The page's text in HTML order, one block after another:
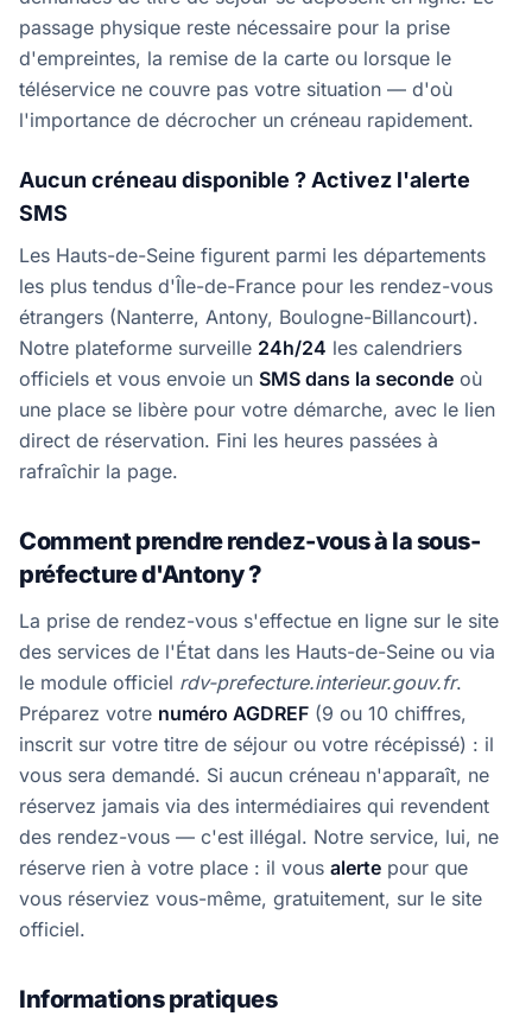
passage physique reste nécessaire pour la prise
d'empreintes, la remise de la carte ou lorsque le
téléservice ne couvre pas votre situation — d'où
l'importance de décrocher un créneau rapidement.
Aucun créneau disponible ? Activez l'alerte
SMS
Les Hauts-de-Seine figurent parmi les départements
les plus tendus d'Île-de-France pour les rendez-vous
étrangers (Nanterre, Antony, Boulogne-Billancourt).
Notre plateforme surveille 24h/24 les calendriers
officiels et vous envoie un SMS dans la seconde où
une place se libère pour votre démarche, avec le lien
direct de réservation. Fini les heures passées à
rafraîchir la page.
Comment prendre rendez-vous à la sous-
préfecture d'Antony ?
La prise de rendez-vous s'effectue en ligne sur le site
des services de l'État dans les Hauts-de-Seine ou via
le module officiel rdv-prefecture.interieur.gouv.fr.
Préparez votre numéro AGDREF (9 ou 10 chiffres,
inscrit sur votre titre de séjour ou votre récépissé) : il
vous sera demandé. Si aucun créneau n'apparaît, ne
réservez jamais via des intermédiaires qui revendent
des rendez-vous — c'est illégal. Notre service, lui, ne
réserve rien à votre place : il vous alerte pour que
vous réserviez vous-même, gratuitement, sur le site
officiel.
Informations pratiques